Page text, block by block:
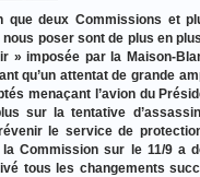
que deux Commissions et
poser sont de plus en
imposée par la Maison-
qu’un attentat de grande
menaçant l’avion du
sur la tentative
le service de
Commission sur le 11/9 a
tous les changements